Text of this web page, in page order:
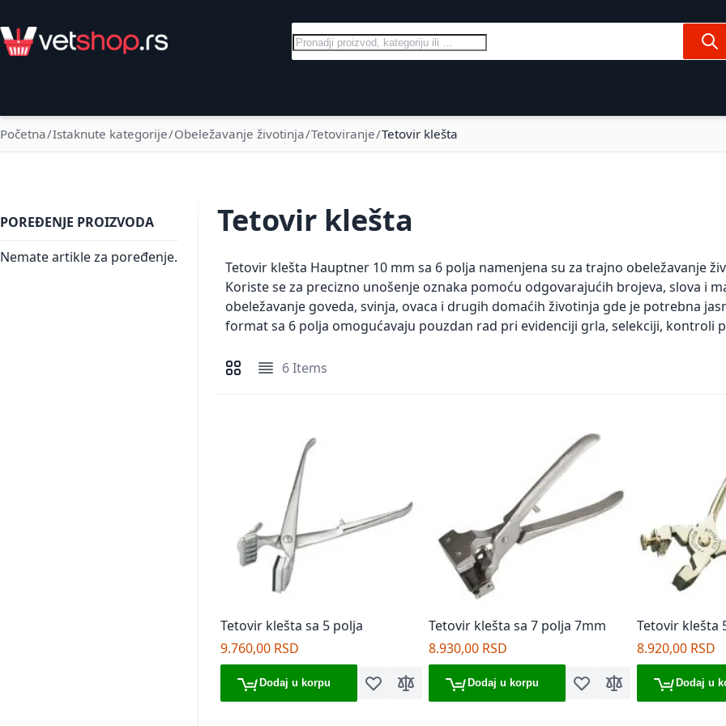
Pretraga
Početna Istaknute kategorije Obeležavanje životinja Tetoviranje Tetovir klešta
Tetovir klešta
Tetovir klešta Hauptner 10 mm sa 6 polja namenjena su za trajno obeležavanje
Koriste se za precizno unošenje oznaka pomoću odgovarajućih brojeva, slova i
obeležavanje goveda, svinja, ovaca i drugih domaćih životinja gde je potrebna
format sa 6 polja omogućavaju pouzdan rad pri evidenciji grla, selekciji, kontroli
Pregledi kao
6Items
Tetovir klešta sa 5 polja
9.760,00 RSD
Dodaj u korpu Dodaj u listu želja
Dodaj za poređenje
Tetovir klešta sa 7 polja 7mm
8.930,00 RSD
Dodaj u korpu Dodaj u listu želja
Dodaj za poređenje
Tetovir klešta
Hauptner
8.920,00 RSD
Dodaj u
POREĐENJE PROIZVODA
Nemate artikle za poređenje.